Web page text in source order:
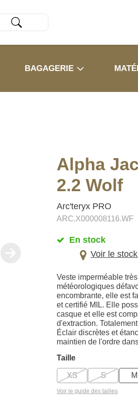
BAGAGERIE
Alpha
2.2 Wolf
Arc'teryx PRO
ARC.X000008116.WF
En stock
Voir le
Veste imperméable
météorologiques
encombrante, elle est
et certifié MIL. Elle
casque et elle est
d'extraction.
Éclair discrètes et
maintien de l'ordre
Taille
XS S M
Voir le guide des tailles